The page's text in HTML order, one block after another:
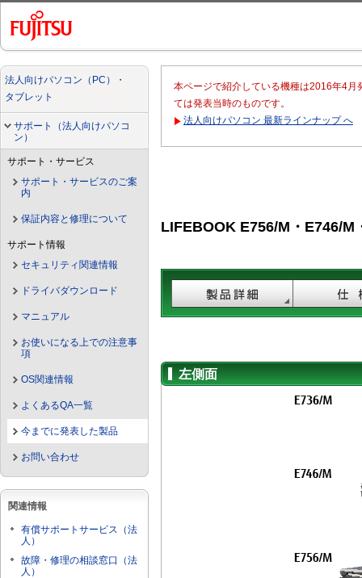
法人向けパソコン（PC）・
タブレット
サポート（法人向けパソコ
ン）
サポート・サービス
サポート・サービスのご案
内
保証内容と修理について
サポート情報
セキュリティ関連情報
ドライバダウンロード
マニュアル
お使いになる上での注意事
項
OS関連情報
よくあるQA一覧
今までに発表した製品
お問い合わせ
関連情報
有償サポートサービス（法
人）
故障・修理の相談窓口（法
人）
本ページで紹介している機種は2016年4
ては発表当時のものです。
法人向けパソコン 最新ラインナップ へ
LIFEBOOK E756/M・E746/M
左側面